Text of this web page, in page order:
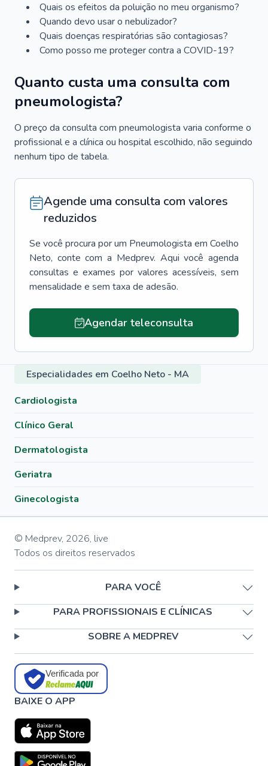
Quais os efeitos da poluição no meu organismo?
Quando devo usar o nebulizador?
Quais doenças respiratórias são contagiosas?
Como posso me proteger contra a COVID-19?
Quanto custa uma consulta com
pneumologista?
O preço da consulta com pneumologista varia conforme o
profissional e a clínica ou hospital escolhido, não seguindo
nenhum tipo de tabela.
Agende uma consulta com valores
reduzidos
Se você procura por um Pneumologista em Coelho
Neto, conte com a Medprev. Aqui você agenda
consultas e exames por valores acessíveis, sem
mensalidade e sem taxa de adesão.
Agendar teleconsulta
Especialidades em Coelho Neto - MA
Cardiologista
Clínico Geral
Dermatologista
Geriatra
Ginecologista
© Medprev, 2026, live
Todos os direitos reservados
PARA VOCÊ
PARA PROFISSIONAIS E CLÍNICAS
SOBRE A MEDPREV
Verificada por
BAIXE O APP